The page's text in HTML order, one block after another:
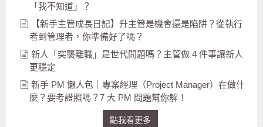
「我不知道」？
【新手主管成長日記】升主管是機會還是陷阱？從執行
者到管理者，你準備好了嗎？
新人「突襲離職」是世代問題嗎？主管做 4 件事讓新人
更穩定
新手 PM 懶人包｜專案經理（Project Manager）在做什
麼？要考證照嗎？7 大 PM 問題幫你解！
點我看更多